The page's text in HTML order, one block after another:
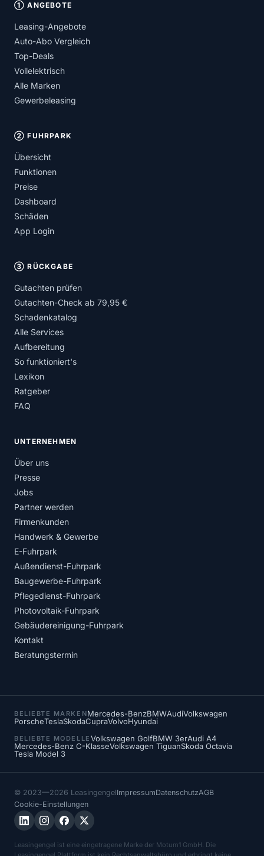
① ANGEBOTE
Leasing-Angebote
Auto-Abo Vergleich
Top-Deals
Vollelektrisch
Alle Marken
Gewerbeleasing
② FUHRPARK
Übersicht
Funktionen
Preise
Dashboard
Schäden
App Login
③ RÜCKGABE
Gutachten prüfen
Gutachten-Check ab 79,95 €
Schadenkatalog
Alle Services
Aufbereitung
So funktioniert's
Lexikon
Ratgeber
FAQ
UNTERNEHMEN
Über uns
Presse
Jobs
Partner werden
Firmenkunden
Handwerk & Gewerbe
E-Fuhrpark
Außendienst-Fuhrpark
Baugewerbe-Fuhrpark
Pflegedienst-Fuhrpark
Photovoltaik-Fuhrpark
Gebäudereinigung-Fuhrpark
Kontakt
Beratungstermin
BELIEBTE MARKENMercedes-BenzBMWAudiVolkswagen
PorscheTeslaSkodaCupraVolvoHyundai
BELIEBTE MODELLE Volkswagen GolfBMW 3erAudi A4
Mercedes-Benz C-KlasseVolkswagen TiguanSkoda Octavia
Tesla Model 3
© 2023—2026 LeasingengelImpressumDatenschutzAGB
Cookie-Einstellungen
Leasingengel ist eine eingetragene Marke der Motum1 GmbH. Die